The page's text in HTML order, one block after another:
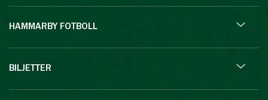
HAMMARBY FOTBOLL
BILJETTER